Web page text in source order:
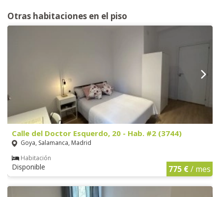
Otras habitaciones en el piso
Calle del Doctor Esquerdo, 20 - Hab. #2 (3744)
Goya, Salamanca, Madrid
Habitación
Disponible 775 €/ mes